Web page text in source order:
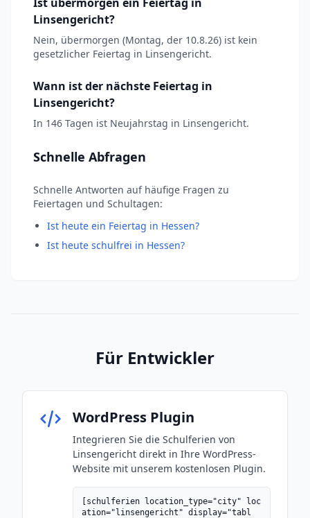
Linsengericht?
Nein, übermorgen (Montag, der 10.8.26) ist kein
gesetzlicher Feiertag in Linsengericht.
Wann ist der nächste Feiertag in
Linsengericht?
In 146 Tagen ist Neujahrstag in Linsengericht.
Schnelle Abfragen
Schnelle Antworten auf häufige Fragen zu
Feiertagen und Schultagen:
Ist heute ein Feiertag in Hessen?
Ist heute schulfrei in Hessen?
Für Entwickler
WordPress Plugin
Integrieren Sie die Schulferien von
Linsengericht direkt in Ihre WordPress-
Website mit unserem kostenlosen Plugin.
[schulferien location_type="city" loc
ation="linsengericht" display="tabl